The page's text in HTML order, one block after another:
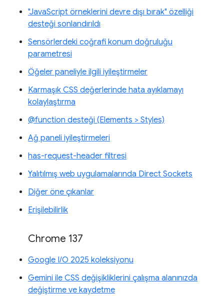
"JavaScript örneklerini devre dışı bırak" özelliği
desteği sonlandırıldı
Sensörlerdeki coğrafi konum doğruluğu
parametresi
Öğeler paneliyle ilgili iyileştirmeler
Karmaşık CSS değerlerinde hata ayıklamayı
kolaylaştırma
@function desteği (Elements > Styles)
Ağ paneli iyileştirmeleri
has-request-header filtresi
Yalıtılmış web uygulamalarında Direct Sockets
Diğer öne çıkanlar
Erişilebilirlik
Chrome 137
Google I/O 2025 koleksiyonu
Gemini ile CSS değişikliklerini çalışma alanınızda
değiştirme ve kaydetme